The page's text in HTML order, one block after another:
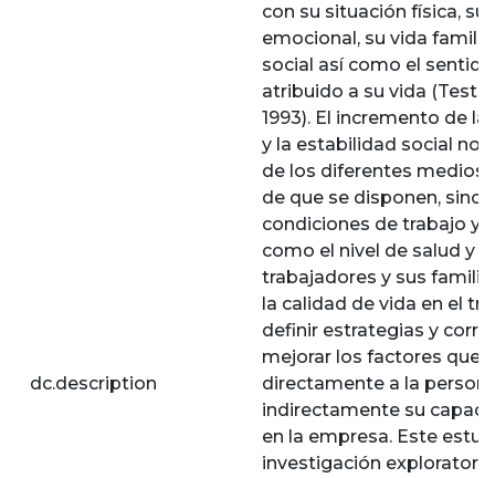
dc.description
con su situación física, su
emocional, su vida
social así como el
atribuido a su vida (Testa,
1993). El incremento de
y la estabilidad social no
de los diferentes medios
de que se disponen, sino
condiciones de trabajo y
como el nivel de salud y
trabajadores y sus
la calidad de vida en el
definir estrategias y
mejorar los factores que
directamente a la
indirectamente su
en la empresa. Este
investigación